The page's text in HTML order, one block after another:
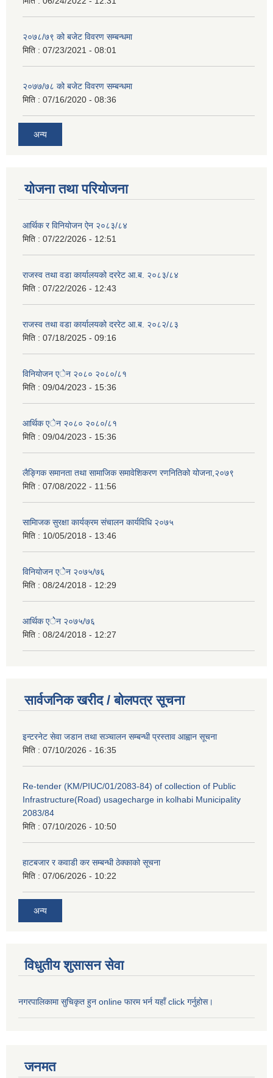
२०७८/७९ को बजेट विवरण सम्बन्धमा
मिति : 07/23/2021 - 08:01
२०७७/७८ को बजेट विवरण सम्बन्धमा
मिति : 07/16/2020 - 08:36
अन्य
योजना तथा परियोजना
आर्थिक र विनियोजन ऐन २०८३/८४
मिति : 07/22/2026 - 12:51
राजस्व तथा वडा कार्यालयको दररेट आ.ब. २०८३/८४
मिति : 07/22/2026 - 12:43
राजस्व तथा वडा कार्यालयको दररेट आ.ब. २०८२/८३
मिति : 07/18/2025 - 09:16
विनियोजन एेन २०८० २०८०/८१
मिति : 09/04/2023 - 15:36
आर्थिक एेन २०८० २०८०/८१
मिति : 09/04/2023 - 15:36
लैङ्गिक समानता तथा सामाजिक समावेशिकरण रणनितिको योजना,२०७९
मिति : 07/08/2022 - 11:56
सामािजक सुरक्षा कार्यक्रम संचालन कार्यविधि २०७५
मिति : 10/05/2018 - 13:46
विनियोजन एेेन २०७५/७६
मिति : 08/24/2018 - 12:29
आर्थिक एेेन २०७५/७६
मिति : 08/24/2018 - 12:27
सार्वजनिक खरीद / बोलपत्र सूचना
इन्टरनेट सेवा जडान तथा सञ्चालन सम्बन्धी प्रस्ताव आह्वान सूचना
मिति : 07/10/2026 - 16:35
Re-tender (KM/PIUC/01/2083-84) of collection of Public
Infrastructure(Road) usagecharge in kolhabi Municipality
2083/84
मिति : 07/10/2026 - 10:50
हाटबजार र कवाडी कर सम्बन्धी ठेक्काको सूचना
मिति : 07/06/2026 - 10:22
अन्य
विधुतीय शुसासन सेवा
नगरपालिकामा सुचिकृत हुन online फारम भर्न यहाँ click गर्नुहोस।
जनमत